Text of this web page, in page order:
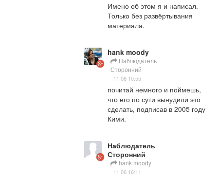
Имено об этом я и написал.
Только без развёртывания
материала.
hank moody
Наблюдатель
Сторонний
11.06 10:55
почитай немного и поймешь,
что его по сути вынудили это
сделать, подписав в 2005 году
Кими.
Наблюдатель
Сторонний
hank moody
11.06 16:11